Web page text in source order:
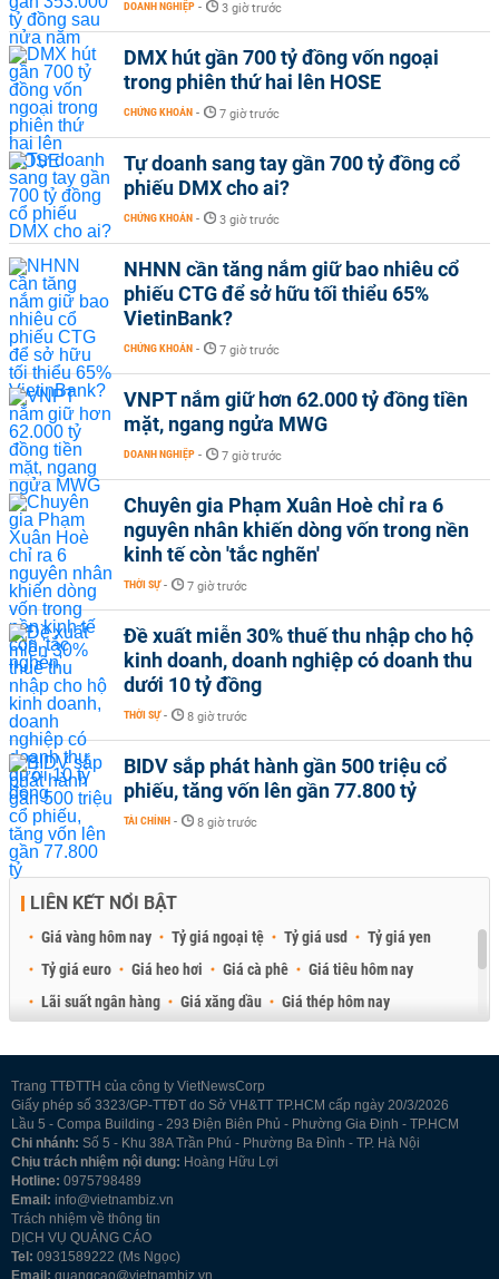
DOANH NGHIỆP - 3 giờ trước
DMX hút gần 700 tỷ đồng vốn ngoại
trong phiên thứ hai lên HOSE
CHỨNG KHOÁN - 7 giờ trước
Tự doanh sang tay gần 700 tỷ đồng cổ
phiếu DMX cho ai?
CHỨNG KHOÁN - 3 giờ trước
NHNN cần tăng nắm giữ bao nhiêu cổ
phiếu CTG để sở hữu tối thiểu 65%
VietinBank?
CHỨNG KHOÁN - 7 giờ trước
VNPT nắm giữ hơn 62.000 tỷ đồng tiền
mặt, ngang ngửa MWG
DOANH NGHIỆP - 7 giờ trước
Chuyên gia Phạm Xuân Hoè chỉ ra 6
nguyên nhân khiến dòng vốn trong nền
kinh tế còn 'tắc nghẽn'
THỜI SỰ - 7 giờ trước
Đề xuất miễn 30% thuế thu nhập cho hộ
kinh doanh, doanh nghiệp có doanh thu
dưới 10 tỷ đồng
THỜI SỰ - 8 giờ trước
BIDV sắp phát hành gần 500 triệu cổ
phiếu, tăng vốn lên gần 77.800 tỷ
TÀI CHÍNH - 8 giờ trước
LIÊN KẾT NỔI BẬT
Giá vàng hôm nay Tỷ giá ngoại tệ Tỷ giá usd
Tỷ giá yen
Tỷ giá euro
Giá heo hơi Giá cà phê
Giá tiêu hôm nay
Lãi suất ngân hàng
Giá xăng dầu
Giá thép hôm nay
Trang TTĐTTH của công ty VietNewsCorp
Giấy phép số 3323/GP-TTĐT do Sở VH&TT TP.HCM cấp ngày 20/3/2026
Lầu 5 - Compa Building - 293 Điện Biên Phủ - Phường Gia Định - TP.HCM
Chi nhánh: Số 5 - Khu 38A Trần Phú - Phường Ba Đình - TP. Hà Nội
Chịu trách nhiệm nội dung: Hoàng Hữu Lợi
Hotline: 0975798489
Email: info@vietnambiz.vn
Trách nhiệm về thông tin
DỊCH VỤ QUẢNG CÁO
Tel: 0931589222 (Ms Ngọc)
Email: quangcao@vietnambiz.vn